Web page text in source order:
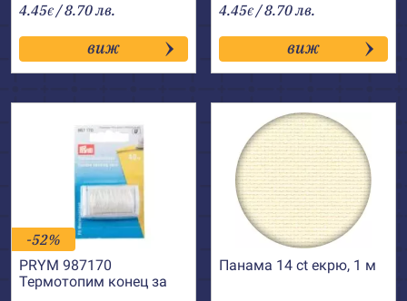
4.45€ / 8.70 лв.
виж
4.45€ / 8.70 лв.
виж
-52%
PRYM 987170
Термотопим конец за
Панама 14 ct екрю, 1 м